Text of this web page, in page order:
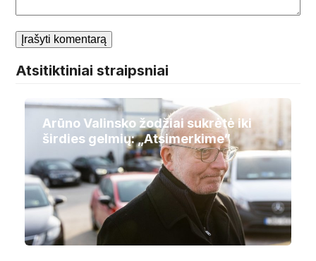
Atsitiktiniai straipsniai
Arūno Valinsko žodžiai sukrėtė iki
širdies gelmių: „Atsimerkime“